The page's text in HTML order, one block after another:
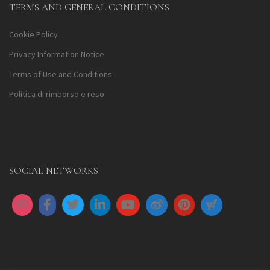
TERMS AND GENERAL CONDITIONS
Cookie Policy
Privacy Information Notice
Terms of Use and Conditions
Politica di rimborso e reso
SOCIAL NETWORKS